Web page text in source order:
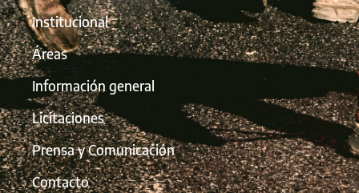
Institucional
Áreas
Información general
Licitaciones
Prensa y Comunicación
Contacto